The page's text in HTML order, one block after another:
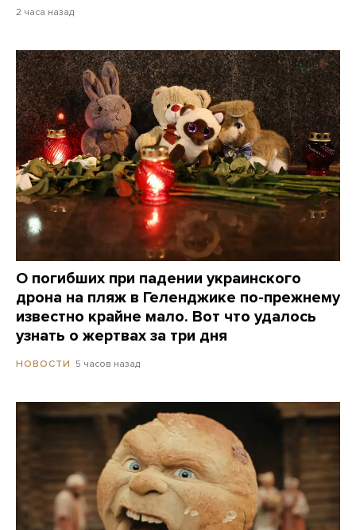
2 часа назад
О погибших при падении украинского
дрона на пляж в Геленджике по-прежнему
известно крайне мало. Вот что удалось
узнать о жертвах за три дня
НОВОСТИ 5 часов назад